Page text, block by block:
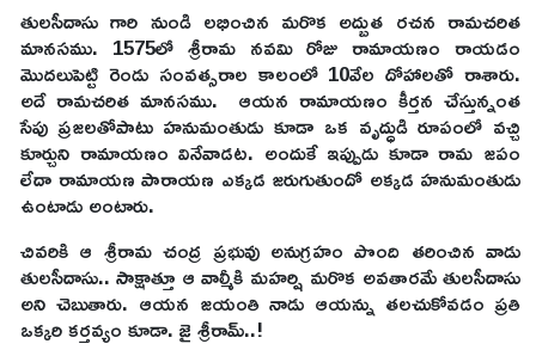
తులసీదాసు గారి నుండి లభించిన మరొక అద్బుత రచన రామచరిత
మానసము. 1575లో శ్రీరామ నవమి రోజు రామాయణం రాయడం
మొదలుపెట్టి రెండు సంవత్సరాల కాలంలో 10వేల దోహాలతో రాశారు.
అదే రామచరిత మానసము. ఆయన రామాయణం కీర్తన చేస్తున్నంత
సేపు ప్రజలతోపాటు హనుమంతుడు కూడా ఒక వృద్ధుడి రూపంలో వచ్చి
కూర్చుని రామాయణం వినేవాడట. అందుకే ఇప్పుడు కూడా రామ జపం
లేదా రామాయణ పారాయణ ఎక్కడ జరుగుతుందో అక్కడ హనుమంతుడు
ఉంటాడు అంటారు.
చివరికి ఆ శ్రీరామ చంద్ర ప్రభువు అనుగ్రహం పొంది తరించిన వాడు
తులసీదాసు.. సాక్షాత్తూ ఆ వాల్మీకి మహర్షి మరొక అవతారమే తులసీదాసు
అని చెబుతారు. ఆయన జయంతి నాడు ఆయన్ను తలచుకోవడం ప్రతి
ఒక్కరి కర్తవ్యం కూడా. జై శ్రీరామ్..!